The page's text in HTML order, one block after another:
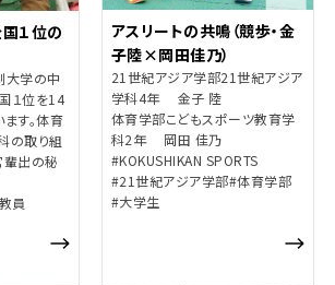
１位の
大学の中
１位を14
す。体育
の取り組
輩出の秘
員
アスリートの共鳴（競歩・金
子陸×岡田佳乃）
21世紀アジア学部21世紀アジア
学科4年 金子 陸
体育学部こどもスポーツ教育学
科2年 岡田 佳乃
#KOKUSHIKAN SPORTS
#21世紀アジア学部#体育学部
#大学生